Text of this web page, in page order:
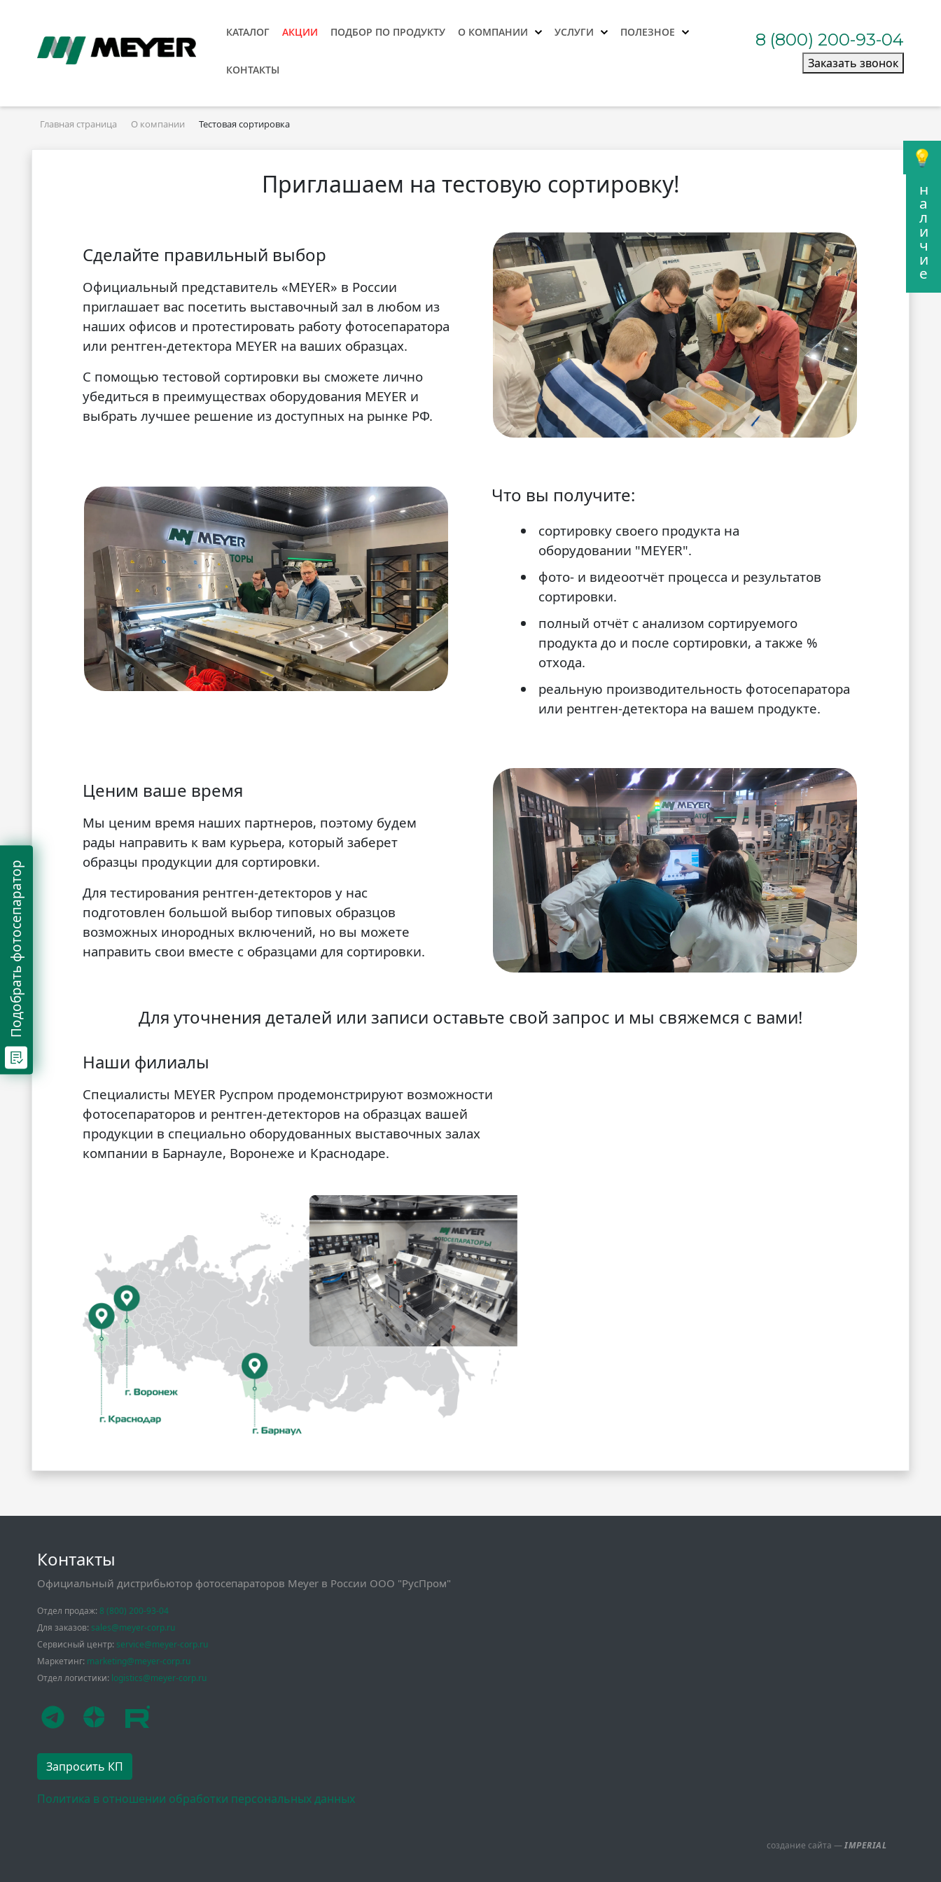
н
а
л
и
ч
и
е
КАТАЛОГ АКЦИИ ПОДБОР ПО ПРОДУКТУ О КОМПАНИИ УСЛУГИ ПОЛЕЗНОЕ
КОНТАКТЫ
8 (800) 200-93-04
Заказать звонок
Главная страница О компании Тестовая сортировка
Приглашаем на тестовую сортировку!
Сделайте правильный выбор
Официальный представитель «MEYER» в России
приглашает вас посетить выставочный зал в любом из
наших офисов и протестировать работу фотосепаратора
или рентген-детектора MEYER на ваших образцах.
С помощью тестовой сортировки вы сможете лично
убедиться в преимуществах оборудования MEYER и
выбрать лучшее решение из доступных на рынке РФ.
Что вы получите:
сортировку своего продукта на
оборудовании "MEYER".
фото- и видеоотчёт процесса и результатов
сортировки.
полный отчёт с анализом сортируемого
продукта до и после сортировки, а также %
отхода.
реальную производительность фотосепаратора
или рентген-детектора на вашем продукте.
Ценим ваше время
Мы ценим время наших партнеров, поэтому будем
рады направить к вам курьера, который заберет
образцы продукции для сортировки.
Для тестирования рентген-детекторов у нас
подготовлен большой выбор типовых образцов
возможных инородных включений, но вы можете
направить свои вместе с образцами для сортировки.
Для уточнения деталей или записи оставьте свой запрос и мы свяжемся с вами!
Наши филиалы
Специалисты MEYER Руспром продемонстрируют возможности
фотосепараторов и рентген-детекторов на образцах вашей
продукции в специально оборудованных выставочных залах
компании в Барнауле, Воронеже и Краснодаре.
Контакты
Официальный дистрибьютор фотосепараторов Meyer в России ООО "РусПром"
Отдел продаж: 8 (800) 200-93-04
Для заказов: sales@meyer-corp.ru
Сервисный центр: service@meyer-corp.ru
Маркетинг: marketing@meyer-corp.ru
Отдел логистики: logistics@meyer-corp.ru
Запросить КП
Политика в отношении обработки персональных данных
создание сайта —IMPERIAL
Подобрать фотосепаратор